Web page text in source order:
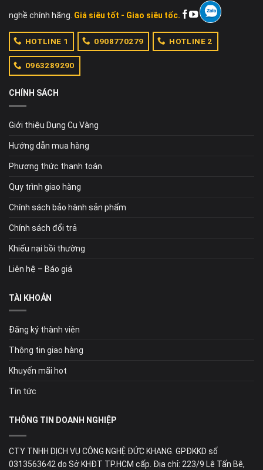
nghề chính hãng. Giá siêu tốt - Giao siêu tốc.
HOTLINE 1 0908770279 HOTLINE 2
0963289290
CHÍNH SÁCH
Giới thiệu Dụng Cụ Vàng
Hướng dẫn mua hàng
Phương thức thanh toán
Quy trình giao hàng
Chính sách bảo hành sản phẩm
Chính sách đổi trả
Khiếu nại bồi thường
Liên hệ – Báo giá
TÀI KHOẢN
Đăng ký thành viên
Thông tin giao hàng
Khuyến mãi hot
Tin tức
THÔNG TIN DOANH NGHIỆP
CTY TNHH DỊCH VỤ CÔNG NGHỆ ĐỨC KHANG. GPĐKKD số
0313563642 do Sở KHĐT TP.HCM cấp. Địa chỉ: 223/9 Lê Tấn Bê,